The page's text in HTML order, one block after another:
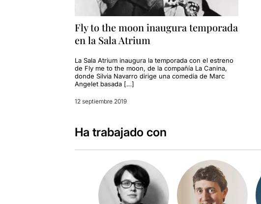
Fly to the moon inaugura temporada
en la Sala Atrium
La Sala Atrium inaugura la temporada con el estreno
de Fly me to the moon, de la compañía La Canina,
donde Silvia Navarro dirige una comedia de Marc
Angelet basada […]
12 septiembre 2019
Ha trabajado con